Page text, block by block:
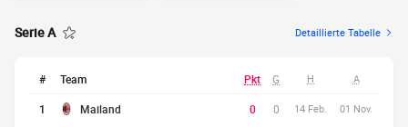
Serie A Detaillierte Tabelle
# Team Pkt G H A
1 Mailand 0 0 14 Feb. 01 Nov.